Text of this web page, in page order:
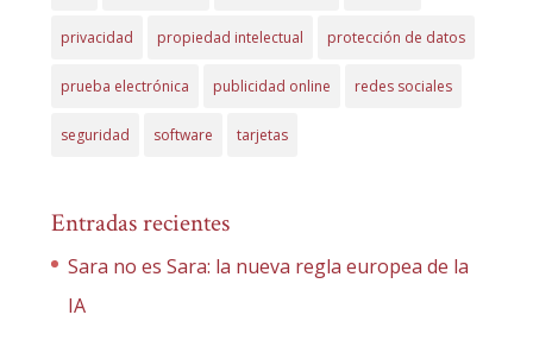
privacidad propiedad intelectual protección de datos
prueba electrónica publicidad online redes sociales
seguridad software tarjetas
Entradas recientes
Sara no es Sara: la nueva regla europea de la
IA